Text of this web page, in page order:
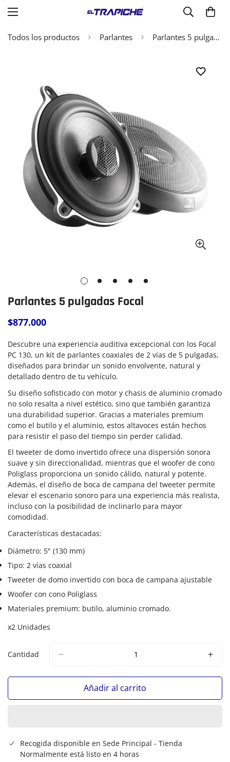
Todos los productos Parlantes Parlantes 5 pulgadas Focal
Parlantes 5 pulgadas Focal
Precio
$877.000
Descubre una experiencia auditiva excepcional con los Focal
PC 130, un kit de parlantes coaxiales de 2 vías de 5 pulgadas,
diseñados para brindar un sonido envolvente, natural y
detallado dentro de tu vehículo.
Su diseño sofisticado con motor y chasis de aluminio cromado
no solo resalta a nivel estético, sino que también garantiza
una durabilidad superior. Gracias a materiales premium
como el butilo y el aluminio, estos altavoces están hechos
para resistir el paso del tiempo sin perder calidad.
El tweeter de domo invertido ofrece una dispersión sonora
suave y sin direccionalidad, mientras que el woofer de cono
Poliglass proporciona un sonido cálido, natural y potente.
Además, el diseño de boca de campana del tweeter permite
elevar el escenario sonoro para una experiencia más realista,
incluso con la posibilidad de inclinarlo para mayor
comodidad.
Características destacadas:
Diámetro: 5" (130 mm)
Tipo: 2 vías coaxial
Tweeter de domo invertido con boca de campana ajustable
Woofer con cono Poliglass
Materiales premium: butilo, aluminio cromado.
x2 Unidades
Cantidad
Añadir al carrito
Recogida disponible en Sede Principal - Tienda
Normalmente está listo en 4 horas